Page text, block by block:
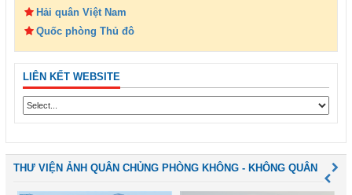
Hải quân Việt Nam
Quốc phòng Thủ đô
LIÊN KẾT WEBSITE
THƯ VIỆN ẢNH QUÂN CHỦNG PHÒNG KHÔNG - KHÔNG QUÂN